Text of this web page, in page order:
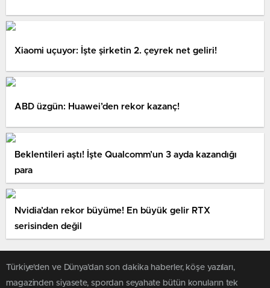
Xiaomi uçuyor: İşte şirketin 2. çeyrek net geliri!
ABD üzgün: Huawei’den rekor kazanç!
Beklentileri aştı! İşte Qualcomm’un 3 ayda kazandığı
para
Nvidia’dan rekor büyüme! En büyük gelir RTX
serisinden değil
Türkiye'den ve Dünya’dan son dakika haberler, köşe yazıları,
magazinden siyasete, spordan seyahate bütün konuların tek